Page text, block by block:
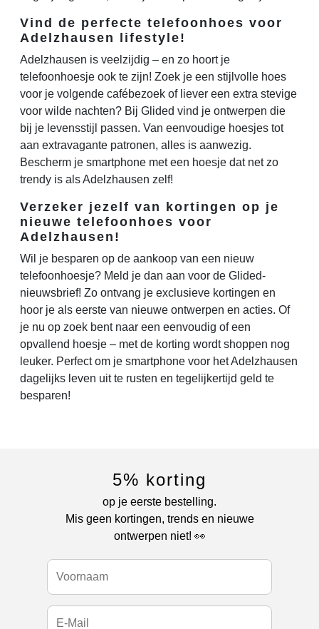
Vind de perfecte telefoonhoes voor
Adelzhausen lifestyle!
Adelzhausen is veelzijdig – en zo hoort je
telefoonhoesje ook te zijn! Zoek je een stijlvolle hoes
voor je volgende cafébezoek of liever een extra stevige
voor wilde nachten? Bij Glided vind je ontwerpen die
bij je levensstijl passen. Van eenvoudige hoesjes tot
aan extravagante patronen, alles is aanwezig.
Bescherm je smartphone met een hoesje dat net zo
trendy is als Adelzhausen zelf!
Verzeker jezelf van kortingen op je
nieuwe telefoonhoes voor
Adelzhausen!
Wil je besparen op de aankoop van een nieuw
telefoonhoesje? Meld je dan aan voor de Glided-
nieuwsbrief! Zo ontvang je exclusieve kortingen en
hoor je als eerste van nieuwe ontwerpen en acties. Of
je nu op zoek bent naar een eenvoudig of een
opvallend hoesje – met de korting wordt shoppen nog
leuker. Perfect om je smartphone voor het Adelzhausen
dagelijks leven uit te rusten en tegelijkertijd geld te
besparen!
5% korting
op je eerste bestelling.
Mis geen kortingen, trends en nieuwe
ontwerpen niet! 👀